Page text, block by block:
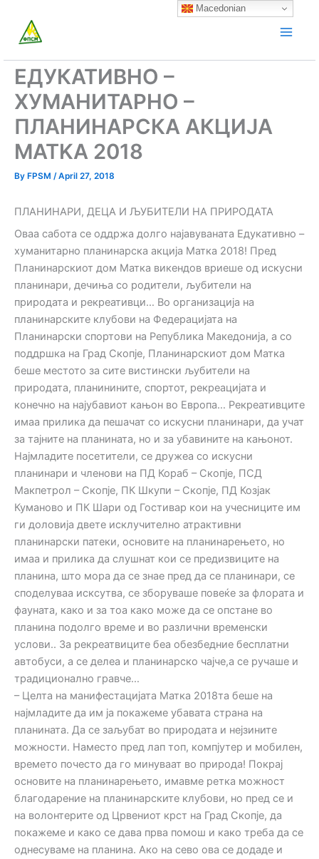
content
ЕДУКАТИВНО –
ХУМАНИТАРНО –
ПЛАНИНАРСКА АКЦИЈА
MATKA 2018
By FPSM /April 27, 2018
ПЛАНИНАРИ, ДЕЦА И ЉУБИТЕЛИ НА ПРИРОДАТА
Оваа сабота се оддржа долго најавуваната Едукативно –
хуманитарно планинарска акција Матка 2018! Пред
Планинарскиот дом Матка викендов вриеше од искусни
планинари, дечиња со родители, љубители на
природата и рекреативци… Во организација на
планинарските клубови на Федерацијата на
Планинарски спортови на Република Македонија, а со
поддршка на Град Скопје, Планинарскиот дом Матка
беше местото за сите вистински љубители на
природата, планинините, спортот, рекреацијата и
конечно на најубавиот кањон во Европа… Рекреативците
имаа прилика да пешачат со искусни планинари, да учат
за тајните на планината, но и за убавините на кањонот.
Најмладите посетители, се дружеа со искусни
планинари и членови на ПД Кораб – Скопје, ПСД
Макпетрол – Скопје, ПК Шкупи – Скопје, ПД Козјак
Куманово и ПК Шари од Гостивар кои на учесниците им
ги доловија двете исклучително атрактивни
планинарски патеки, основите на планинарењето, но
имаа и прилика да слушнат кои се предизвиците на
планина, што мора да се знае пред да се планинари, се
споделуваа исксутва, се зборуваше повеќе за флората и
фауната, како и за тоа како може да се опстане во
планина подолго време и во различни временски
услови.. За рекреатвиците беа обезбедние бесплатни
автобуси, а се делеа и планинарско чајче,а се ручаше и
традиционално гравче…
– Целта на манифестацијата Матка 2018та беше на
најмладите да им ја покажеме убавата страна на
планината. Да се заљубат во природата и нејзините
можности. Наместо пред лап топ, компјутер и мобилен,
времето почесто да го минуваат во природа! Покрај
основите на планинарењето, имавме ретка можност
благодарение на планинарските клубови, но пред се и
на волонтерите од Црвениот крст на Град Скопје, да
покажеме и како се дава прва помош и како треба да се
однесуваме на планина. Ако на сево ова се додаде и
Macedonian